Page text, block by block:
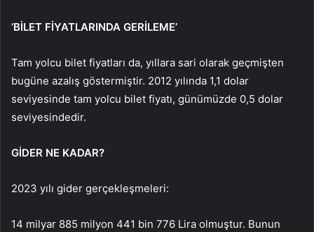
‘BİLET FİYATLARINDA GERİLEME’
Tam yolcu bilet fiyatları da, yıllara sari olarak geçmişten
bugüne azalış göstermiştir. 2012 yılında 1,1 dolar
seviyesinde tam yolcu bilet fiyatı, günümüzde 0,5 dolar
seviyesindedir.
GİDER NE KADAR?
2023 yılı gider gerçekleşmeleri:
14 milyar 885 milyon 441 bin 776 Lira olmuştur. Bunun